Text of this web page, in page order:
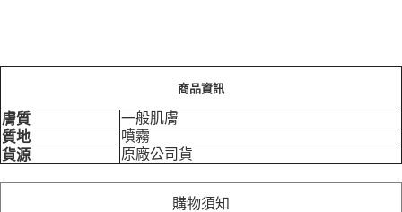
商品資訊
膚質
一般肌膚
質地
噴霧
貨源
原廠公司貨
購物須知